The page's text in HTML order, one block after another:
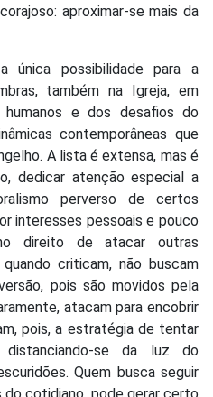
aproximar-se mais da
única possibilidade para a
também na Igreja, em
e dos desafios do
contemporâneas que
A lista é extensa, mas é
dedicar atenção especial a
perverso de certos
interesses pessoais e pouco
direito de atacar outras
criticam, não buscam
pois são movidos pela
atacam para encobrir
pois, a estratégia de tentar
se da luz do
Quem busca seguir